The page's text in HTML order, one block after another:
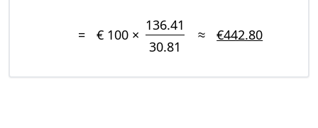
= € 100 ×
136.41
30.81
≈ €442.80